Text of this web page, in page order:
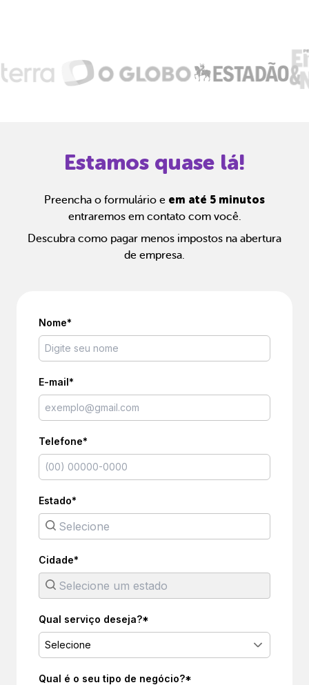
Estamos quase lá!
Preencha o formulário e em até 5 minutos
entraremos em contato com você.
Descubra como pagar menos impostos na abertura
de empresa.
Nome*
E-mail*
Telefone*
Estado*
Cidade*
Qual serviço deseja?*
Selecione
Qual é o seu tipo de negócio?*